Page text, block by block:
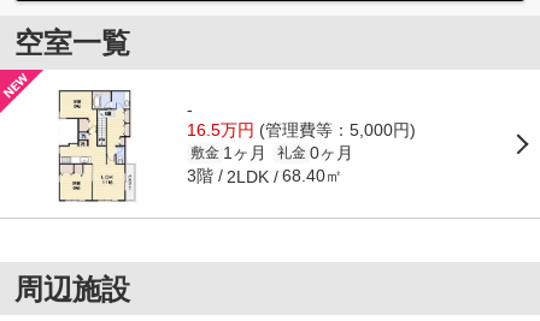
空室一覧
-
16.5万円 (管理費等：5,000円)
敷金 1ヶ月 礼金 0ヶ月
3階 2LDK 68.40㎡
周辺施設